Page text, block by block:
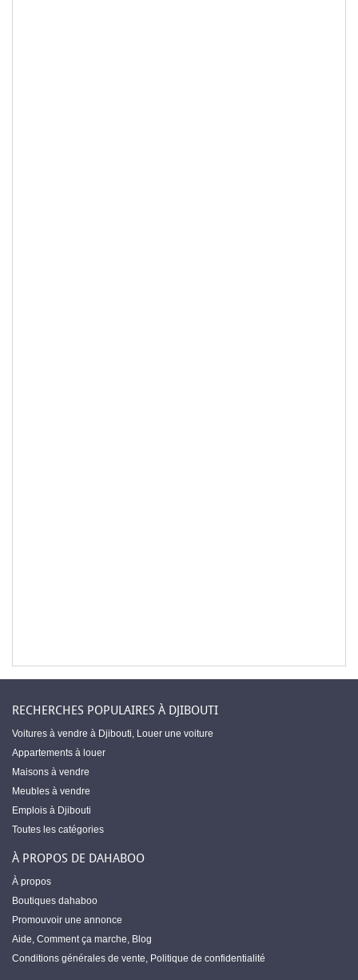
RECHERCHES POPULAIRES À DJIBOUTI
Voitures à vendre à Djibouti, Louer une voiture
Appartements à louer
Maisons à vendre
Meubles à vendre
Emplois à Djibouti
Toutes les catégories
À PROPOS DE DAHABOO
À propos
Boutiques dahaboo
Promouvoir une annonce
Aide, Comment ça marche, Blog
Conditions générales de vente, Politique de confidentialité